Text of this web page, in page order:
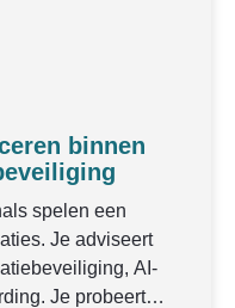
binnen
spelen een
Je adviseert
AI-
Je probeert